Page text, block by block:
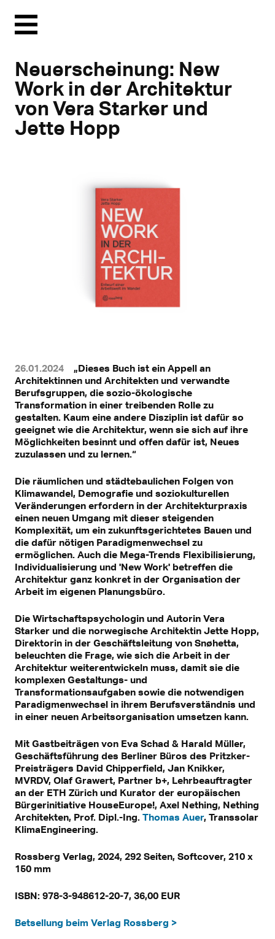
Menu
Neuerscheinung: New
Work in der Architektur
von Vera Starker und
Jette Hopp
26.01.2024
„Dieses Buch ist ein Appell an
Architektinnen und Architekten und verwandte
Berufsgruppen, die sozio-ökologische
Transformation in einer treibenden Rolle zu
gestalten. Kaum eine andere Disziplin ist dafür so
geeignet wie die Architektur, wenn sie sich auf ihre
Möglichkeiten besinnt und offen dafür ist, Neues
zuzulassen und zu lernen.“
Die räumlichen und städtebaulichen Folgen von
Klimawandel, Demografie und soziokulturellen
Veränderungen erfordern in der Architekturpraxis
einen neuen Umgang mit dieser steigenden
Komplexität, um ein zukunftsgerichtetes Bauen und
die dafür nötigen Paradigmenwechsel zu
ermöglichen. Auch die Mega-Trends Flexibilisierung,
Individualisierung und 'New Work' betreffen die
Architektur ganz konkret in der Organisation der
Arbeit im eigenen Planungsbüro.
Die Wirtschaftspsychologin und Autorin Vera
Starker und die norwegische Architektin Jette Hopp,
Direktorin in der Geschäftsleitung von Snøhetta,
beleuchten die Frage, wie sich die Arbeit in der
Architektur weiterentwickeln muss, damit sie die
komplexen Gestaltungs- und
Transformationsaufgaben sowie die notwendigen
Paradigmenwechsel in ihrem Berufsverständnis und
in einer neuen Arbeitsorganisation umsetzen kann.
Mit Gastbeiträgen von‍ Eva Schad & Harald Müller,
Geschäftsführung des Berliner Büros des Pritzker-
Preisträgers David Chipperfield,‍ Jan Knikker,
MVRDV, Olaf Grawert, Partner b+, Lehrbeauftragter
an der ETH Zürich und Kurator der europäischen
Bürgerinitiative HouseEurope!,‍ Axel Nething, Nething
Architekten, Prof. Dipl.-Ing. Thomas Auer, Transsolar
KlimaEngineering.
Rossberg Verlag, 2024, 292 Seiten, Softcover, 210 x
150 mm
ISBN: 978-3-948612-20-7, 36,00 EUR
Betsellung beim Verlag Rossberg >